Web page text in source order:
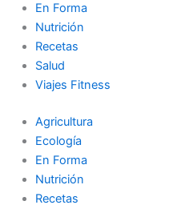
En Forma
Nutrición
Recetas
Salud
Viajes Fitness
Agricultura
Ecología
En Forma
Nutrición
Recetas